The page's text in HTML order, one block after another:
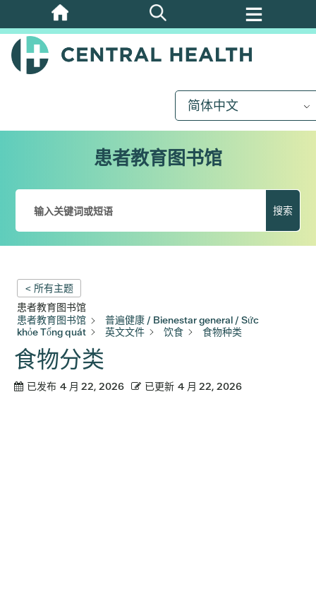
跳
至
主
简体中文
患者教育图书馆
搜索
< 所有主题
患者教育图书馆
患者教育图书馆
普遍健康 / Bienestar general / Sức
khỏe Tổng quát
英文文件 饮食 食物种类
食物分类
已发布 4 月 22, 2026 已更新 4 月 22, 2026